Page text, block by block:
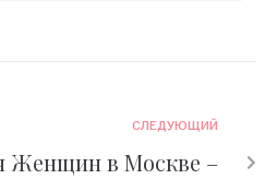
СЛЕДУЮЩИЙ
Женщин в Москве –